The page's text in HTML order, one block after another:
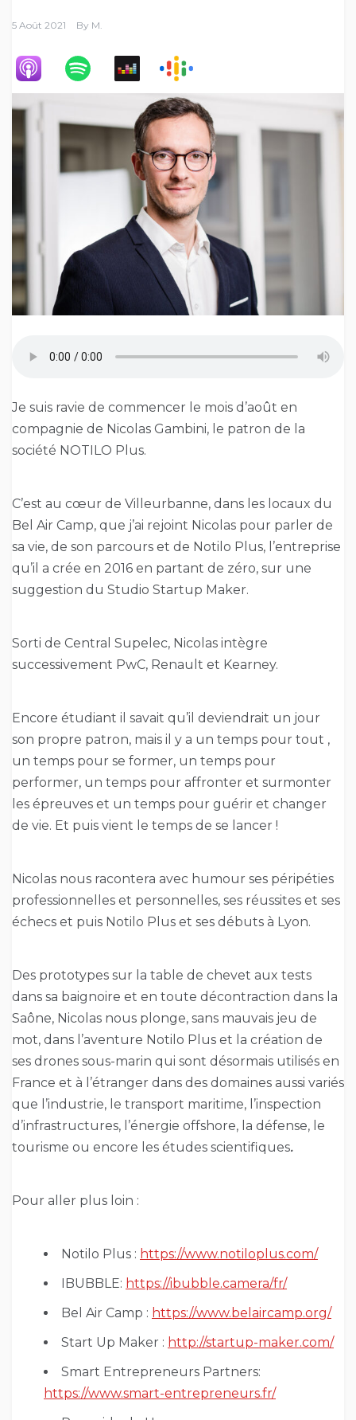
5 Août 2021 By M.
Je suis ravie de commencer le mois d’août en
compagnie de Nicolas Gambini, le patron de la
société NOTILO Plus.
C’est au cœur de Villeurbanne, dans les locaux du
Bel Air Camp, que j’ai rejoint Nicolas pour parler de
sa vie, de son parcours et de Notilo Plus, l’entreprise
qu’il a crée en 2016 en partant de zéro, sur une
suggestion du Studio Startup Maker.
Sorti de Central Supelec, Nicolas intègre
successivement PwC, Renault et Kearney.
Encore étudiant il savait qu’il deviendrait un jour
son propre patron, mais il y a un temps pour tout ,
un temps pour se former, un temps pour
performer, un temps pour affronter et surmonter
les épreuves et un temps pour guérir et changer
de vie. Et puis vient le temps de se lancer !
Nicolas nous racontera avec humour ses péripéties
professionnelles et personnelles, ses réussites et ses
échecs et puis Notilo Plus et ses débuts à Lyon.
Des prototypes sur la table de chevet aux tests
dans sa baignoire et en toute décontraction dans la
Saône, Nicolas nous plonge, sans mauvais jeu de
mot, dans l’aventure Notilo Plus et la création de
ses drones sous-marin qui sont désormais utilisés en
France et à l’étranger dans des domaines aussi variés
que l’industrie, le transport maritime, l’inspection
d’infrastructures, l’énergie offshore, la défense, le
tourisme ou encore les études scientifiques.
Pour aller plus loin :
Notilo Plus : https://www.notiloplus.com/
IBUBBLE: https://ibubble.camera/fr/
Bel Air Camp : https://www.belaircamp.org/
Start Up Maker : http://startup-maker.com/
Smart Entrepreneurs Partners:
https://www.smart-entrepreneurs.fr/